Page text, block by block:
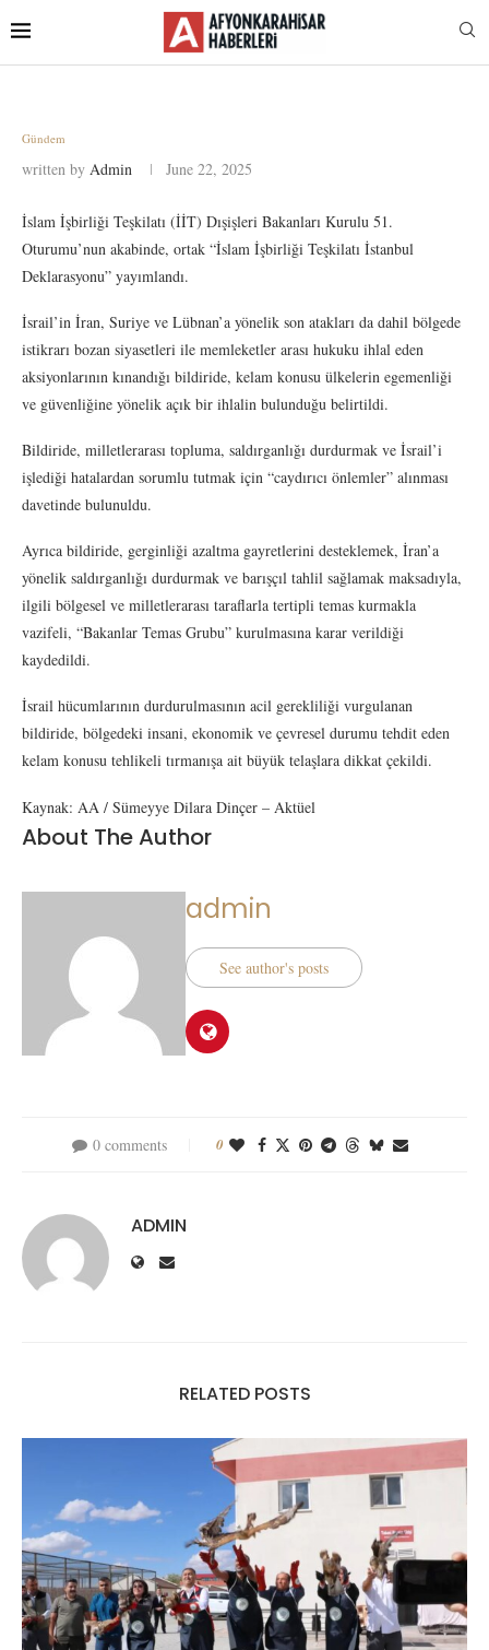
Gündem
written by Admin June 22, 2025
İslam İşbirliği Teşkilatı (İİT) Dışişleri Bakanları Kurulu 51.
Oturumu’nun akabinde, ortak “İslam İşbirliği Teşkilatı İstanbul
Deklarasyonu” yayımlandı.
İsrail’in İran, Suriye ve Lübnan’a yönelik son atakları da dahil bölgede
istikrarı bozan siyasetleri ile memleketler arası hukuku ihlal eden
aksiyonlarının kınandığı bildiride, kelam konusu ülkelerin egemenliği
ve güvenliğine yönelik açık bir ihlalin bulunduğu belirtildi.
Bildiride, milletlerarası topluma, saldırganlığı durdurmak ve İsrail’i
işlediği hatalardan sorumlu tutmak için “caydırıcı önlemler” alınması
davetinde bulunuldu.
Ayrıca bildiride, gerginliği azaltma gayretlerini desteklemek, İran’a
yönelik saldırganlığı durdurmak ve barışçıl tahlil sağlamak maksadıyla,
ilgili bölgesel ve milletlerarası taraflarla tertipli temas kurmakla
vazifeli, “Bakanlar Temas Grubu” kurulmasına karar verildiği
kaydedildi.
İsrail hücumlarının durdurulmasının acil gerekliliği vurgulanan
bildiride, bölgedeki insani, ekonomik ve çevresel durumu tehdit eden
kelam konusu tehlikeli tırmanışa ait büyük telaşlara dikkat çekildi.
Kaynak: AA / Sümeyye Dilara Dinçer – Aktüel
About The Author
admin
See author's posts
0 comments 0
ADMIN
RELATED POSTS